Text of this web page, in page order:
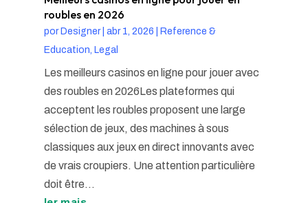
roubles en 2026
por Designer| abr 1, 2026
Reference &
Education, Legal
Les meilleurs casinos en ligne pour jouer avec
des roubles en 2026Les plateformes qui
acceptent les roubles proposent une large
sélection de jeux, des machines à sous
classiques aux jeux en direct innovants avec
de vrais croupiers. Une attention particulière
doit être...